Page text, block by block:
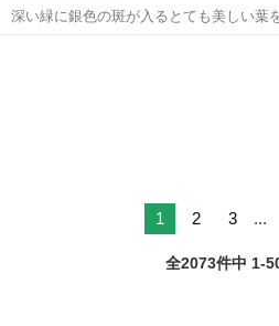
深い緑に銀色の斑が入るとても美しい葉
シラフカズラは、スキンダプサスの中で
1 2 3 ...
全2073件中 1-